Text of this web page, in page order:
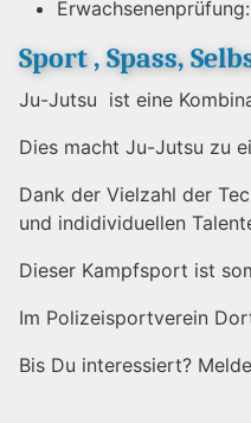
Sport , Spass,
Ju-Jutsu ist eine
Dies macht Ju-Jutsu zu
Dank der Vielzahl der
und indidividuellen
Dieser Kampfsport ist
Im Polizeisportverein
Bis Du interessiert?